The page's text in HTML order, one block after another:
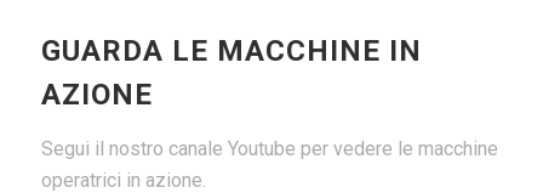
GUARDA LE MACCHINE IN
AZIONE
Segui il nostro canale Youtube per vedere le macchine
operatrici in azione.